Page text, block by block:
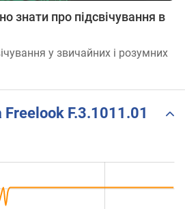
знати про підсвічування в
у звичайних і розумних
Freelook F.3.1011.01